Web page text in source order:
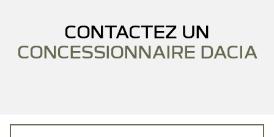
CONTACTEZ UN
CONCESSIONNAIRE DACIA